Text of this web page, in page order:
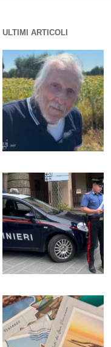
ULTIMI ARTICOLI